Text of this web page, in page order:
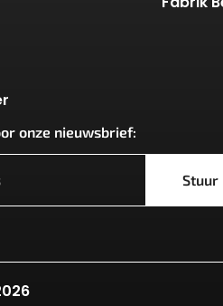
onze nieuwsbrief:
Stuur